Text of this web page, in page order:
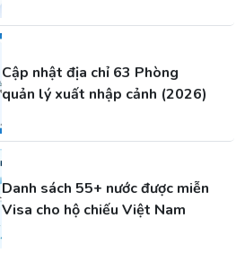
Cập nhật địa chỉ 63 Phòng
quản lý xuất nhập cảnh (2026)
Danh sách 55+ nước được miễn
Visa cho hộ chiếu Việt Nam